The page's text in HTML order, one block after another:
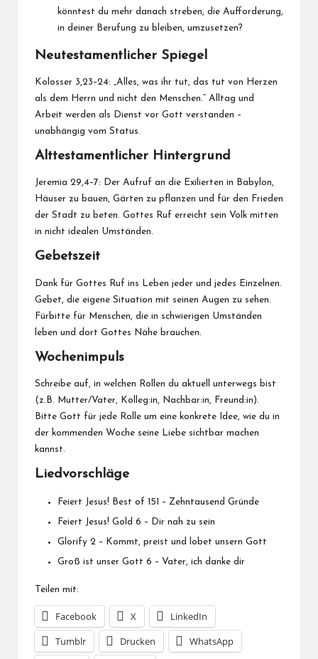
könntest du mehr danach streben, die Aufforderung,
in deiner Berufung zu bleiben, umzusetzen?
Neutestamentlicher Spiegel
Kolosser 3,23–24: „Alles, was ihr tut, das tut von Herzen
als dem Herrn und nicht den Menschen.“ Alltag und
Arbeit werden als Dienst vor Gott verstanden –
unabhängig vom Status.
Alttestamentlicher Hintergrund
Jeremia 29,4–7: Der Aufruf an die Exilierten in Babylon,
Häuser zu bauen, Gärten zu pflanzen und für den Frieden
der Stadt zu beten. Gottes Ruf erreicht sein Volk mitten
in nicht idealen Umständen.
Gebetszeit
Dank für Gottes Ruf ins Leben jeder und jedes Einzelnen.
Gebet, die eigene Situation mit seinen Augen zu sehen.
Fürbitte für Menschen, die in schwierigen Umständen
leben und dort Gottes Nähe brauchen.
Wochenimpuls
Schreibe auf, in welchen Rollen du aktuell unterwegs bist
(z.B. Mutter/Vater, Kolleg:in, Nachbar:in, Freund:in).
Bitte Gott für jede Rolle um eine konkrete Idee, wie du in
der kommenden Woche seine Liebe sichtbar machen
kannst.
Liedvorschläge
Feiert Jesus! Best of 151 – Zehntausend Gründe
Feiert Jesus! Gold 6 – Dir nah zu sein
Glorify 2 – Kommt, preist und lobet unsern Gott
Groß ist unser Gott 6 – Vater, ich danke dir
Teilen mit:
Facebook X
LinkedIn
Tumblr
Drucken
WhatsApp